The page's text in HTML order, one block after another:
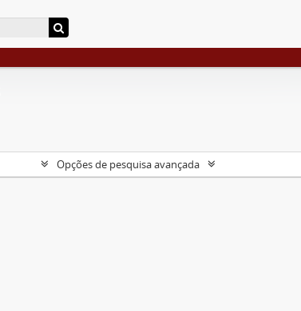
Opções de pesquisa avançada